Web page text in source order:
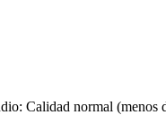
Calidad normal (menos